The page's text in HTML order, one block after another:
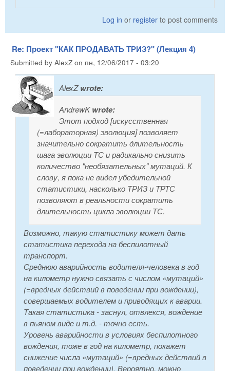
Log in or register to post comments
Re: Проект "КАК ПРОДАВАТЬ ТРИЗ?" (Лекция 4)
Submitted by AlexZ on пн, 12/06/2017 - 03:20
AlexZwrote:
AndrewKwrote:
Этот подход [искусственная
(=лабораторная) эволюция] позволяет
значительно сократить длительность
шага эволюции ТС и радикально снизить
количество "необязательных" мутаций. К
слову, я пока не видел убедительной
статистики, насколько ТРИЗ и ТРТС
позволяют в реальности сократить
длительность цикла эволюции ТС.
Возможно, такую статистику может дать
статистика перехода на беспилотный
транспорт.
Среднюю аварийность водителя-человека в год
на километр нужно связать с числом «мутаций»
(=вредных действий в поведении при вождении),
совершаемых водителем и приводящих к аварии.
Такая статистика - заснул, отвлекся, вождение
в пьяном виде и т.д. - точно есть.
Уровень аварийности в условиях беспилотного
вождения, тоже в год на километр, покажет
снижение числа «мутаций» (=вредных действий в
поведении при вождении). Вероятно, можно